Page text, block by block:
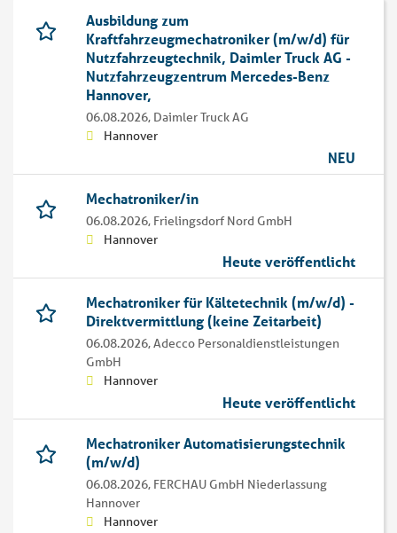
Ausbildung zum
Kraftfahrzeugmechatroniker (m/w/d) für
Nutzfahrzeugtechnik, Daimler Truck AG -
Nutzfahrzeugzentrum Mercedes-Benz
Hannover,
06.08.2026, Daimler Truck AG
Hannover
NEU
Mechatroniker/in
06.08.2026, Frielingsdorf Nord GmbH
Hannover
Heute veröffentlicht
Mechatroniker für Kältetechnik (m/w/d) -
Direktvermittlung (keine Zeitarbeit)
06.08.2026,Adecco Personaldienstleistungen
GmbH
Hannover
Heute veröffentlicht
Mechatroniker Automatisierungstechnik
(m/w/d)
06.08.2026, FERCHAU GmbH Niederlassung
Hannover
Hannover